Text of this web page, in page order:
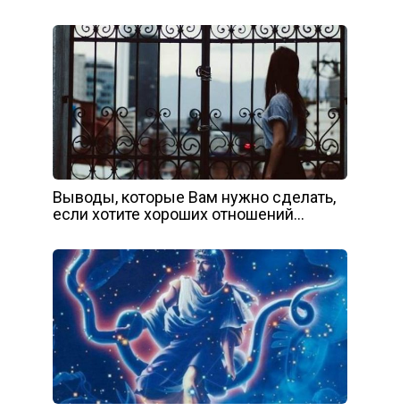
Выводы, которые Вам нужно сделать,
если хотите хороших отношений…